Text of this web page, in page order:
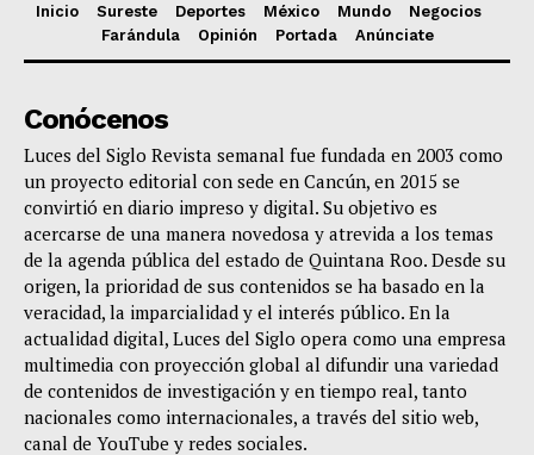
Inicio Sureste Deportes México Mundo
Negocios
Farándula
Opinión Portada Anúnciate
Conócenos
Luces del Siglo Revista semanal fue fundada en 2003 como
un proyecto editorial con sede en Cancún, en 2015 se
convirtió en diario impreso y digital. Su objetivo es
acercarse de una manera novedosa y atrevida a los temas
de la agenda pública del estado de Quintana Roo. Desde su
origen, la prioridad de sus contenidos se ha basado en la
veracidad, la imparcialidad y el interés público. En la
actualidad digital, Luces del Siglo opera como una empresa
multimedia con proyección global al difundir una variedad
de contenidos de investigación y en tiempo real, tanto
nacionales como internacionales, a través del sitio web,
canal de YouTube y redes sociales.